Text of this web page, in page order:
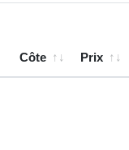
Côte Prix